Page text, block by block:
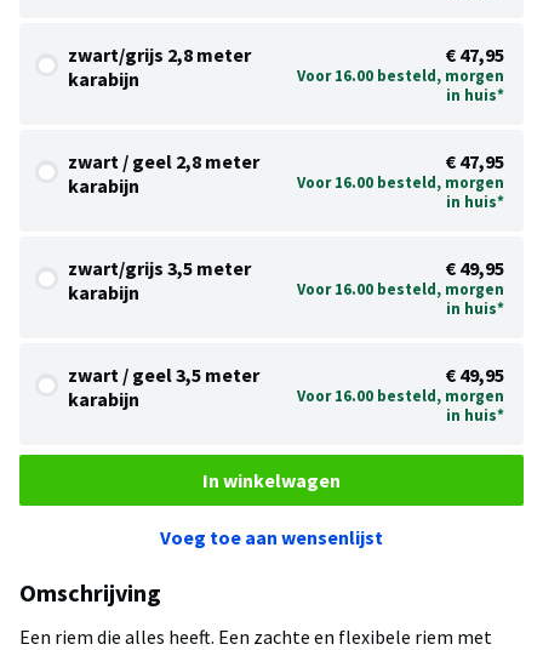
zwart/grijs 2,8 meter
karabijn
€ 47,95
Voor 16.00 besteld, morgen
in huis*
zwart / geel 2,8 meter
karabijn
€ 47,95
Voor 16.00 besteld, morgen
in huis*
zwart/grijs 3,5 meter
karabijn
€ 49,95
Voor 16.00 besteld, morgen
in huis*
zwart / geel 3,5 meter
karabijn
€ 49,95
Voor 16.00 besteld, morgen
in huis*
In winkelwagen
Voeg toe aan wensenlijst
Omschrijving
Een riem die alles heeft. Een zachte en flexibele riem met